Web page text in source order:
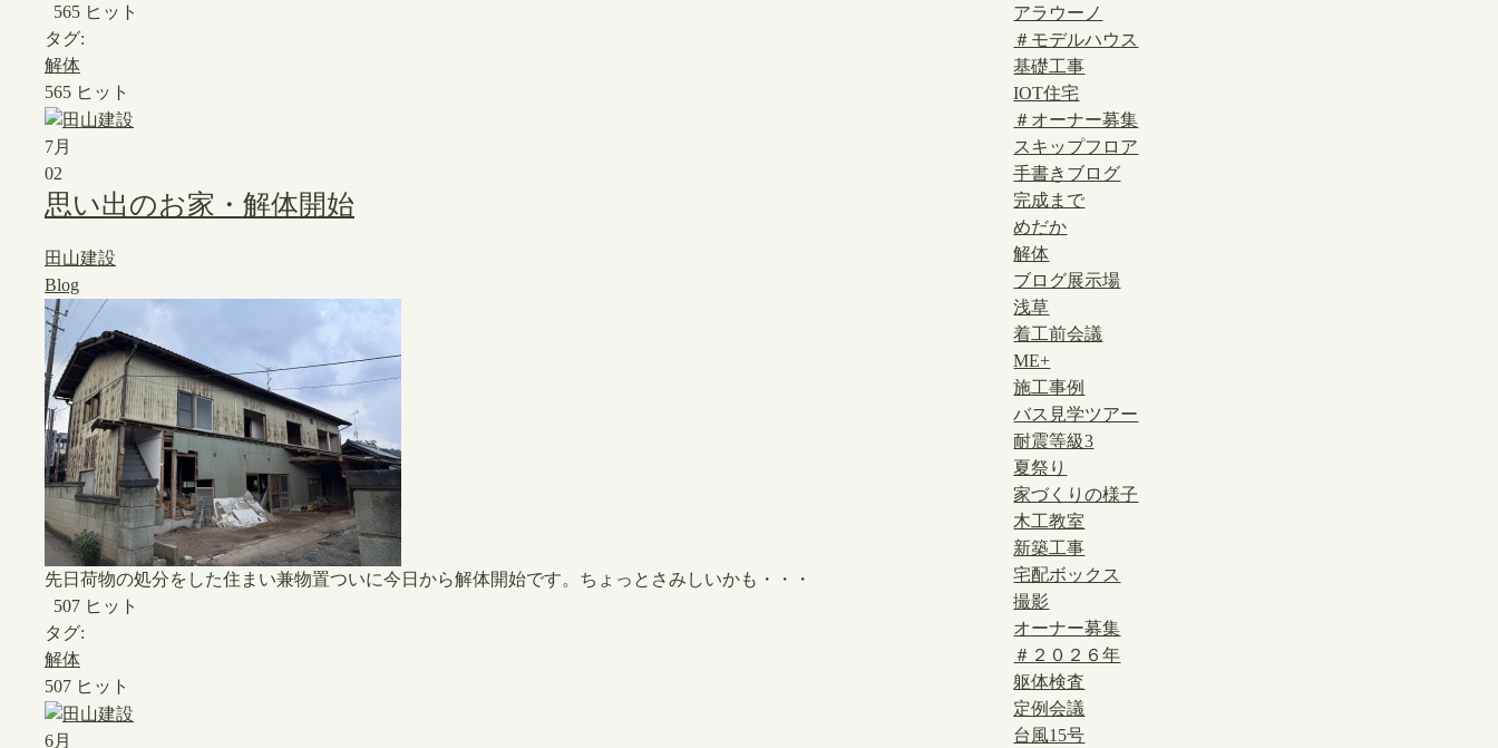
565 ヒット
タグ:
解体
565 ヒット
7月
02
思い出のお家・解体開始
田山建設
Blog
先日荷物の処分をした住まい兼物置ついに今日から解体開始です。ちょっとさみしいかも・・・
507 ヒット
タグ:
解体
507 ヒット
6月
アラウーノ
＃モデルハウス
基礎工事
IOT住宅
＃オーナー募集
スキップフロア
手書きブログ
完成まで
めだか
解体
ブログ展示場
浅草
着工前会議
ME+
施工事例
バス見学ツアー
耐震等級3
夏祭り
家づくりの様子
木工教室
新築工事
宅配ボックス
撮影
オーナー募集
＃２０２６年
躯体検査
定例会議
台風15号